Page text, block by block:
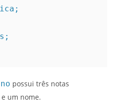
possui três notas
um nome.